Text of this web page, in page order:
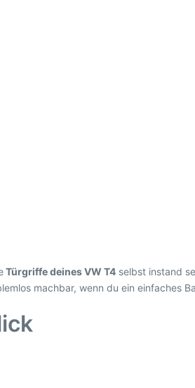
Türgriffe deines VW T4 selbst instand
machbar, wenn du ein einfaches